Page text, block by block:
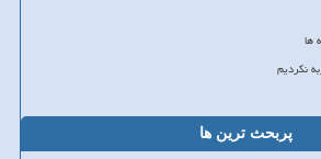
ها
نکردیم
پربحث ترین ها